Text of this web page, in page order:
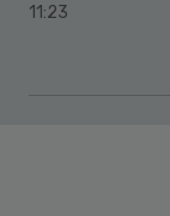
11:23